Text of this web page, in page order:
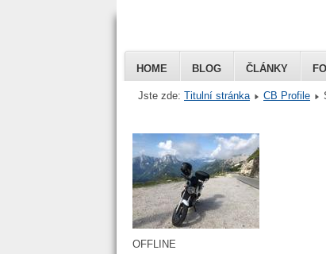
Honda
Czech
HOME BLOG ČLÁNKY
Jste zde: Titulní stránka CB Profile
OFFLINE